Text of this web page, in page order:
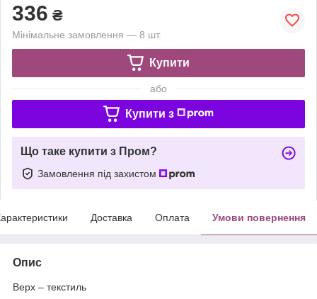
336 ₴
Мінімальне замовлення — 8 шт.
Купити
або
Купити з
Що таке купити з Пром?
Замовлення під захистом
Доставка Оплата Умови повернення
Опис
Верх – текстиль